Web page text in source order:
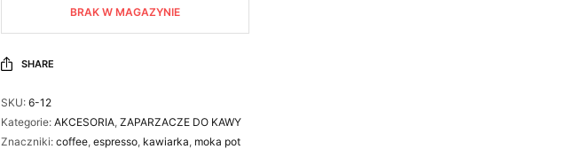
BRAK W MAGAZYNIE
SHARE
SKU: 6-12
Kategorie: AKCESORIA, ZAPARZACZE DO KAWY
Znaczniki: coffee, espresso, kawiarka, moka pot